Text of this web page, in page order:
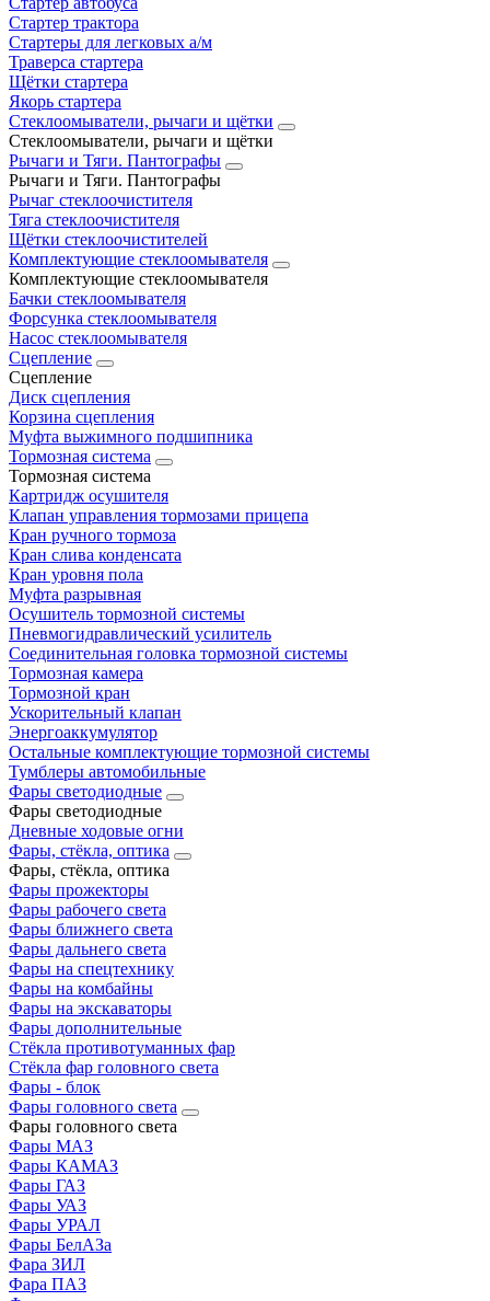
Стартер трактора
Стартеры для легковых а/м
Траверса стартера
Щётки стартера
Якорь стартера
Стеклоомыватели, рычаги и щётки
Стеклоомыватели, рычаги и щётки
Рычаги и Тяги. Пантографы
Рычаги и Тяги. Пантографы
Рычаг стеклоочистителя
Тяга стеклоочистителя
Щётки стеклоочистителей
Комплектующие стеклоомывателя
Комплектующие стеклоомывателя
Бачки стеклоомывателя
Форсунка стеклоомывателя
Насос стеклоомывателя
Сцепление
Сцепление
Диск сцепления
Корзина сцепления
Муфта выжимного подшипника
Тормозная система
Тормозная система
Картридж осушителя
Клапан управления тормозами прицепа
Кран ручного тормоза
Кран слива конденсата
Кран уровня пола
Муфта разрывная
Осушитель тормозной системы
Пневмогидравлический усилитель
Соединительная головка тормозной системы
Тормозная камера
Тормозной кран
Ускорительный клапан
Энергоаккумулятор
Остальные комплектующие тормозной системы
Тумблеры автомобильные
Фары светодиодные
Фары светодиодные
Дневные ходовые огни
Фары, стёкла, оптика
Фары, стёкла, оптика
Фары прожекторы
Фары рабочего света
Фары ближнего света
Фары дальнего света
Фары на спецтехнику
Фары на комбайны
Фары на экскаваторы
Фары дополнительные
Стёкла противотуманных фар
Стёкла фар головного света
Фары - блок
Фары головного света
Фары головного света
Фары МАЗ
Фары КАМАЗ
Фары ГАЗ
Фары УАЗ
Фары УРАЛ
Фары БелАЗа
Фара ЗИЛ
Фара ПАЗ